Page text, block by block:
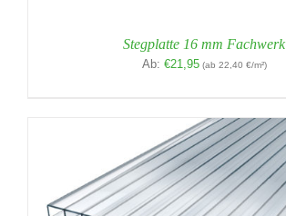
Stegplatte 16 mm Fachwerk
Ab: €21,95(ab 22,40 €/m²)